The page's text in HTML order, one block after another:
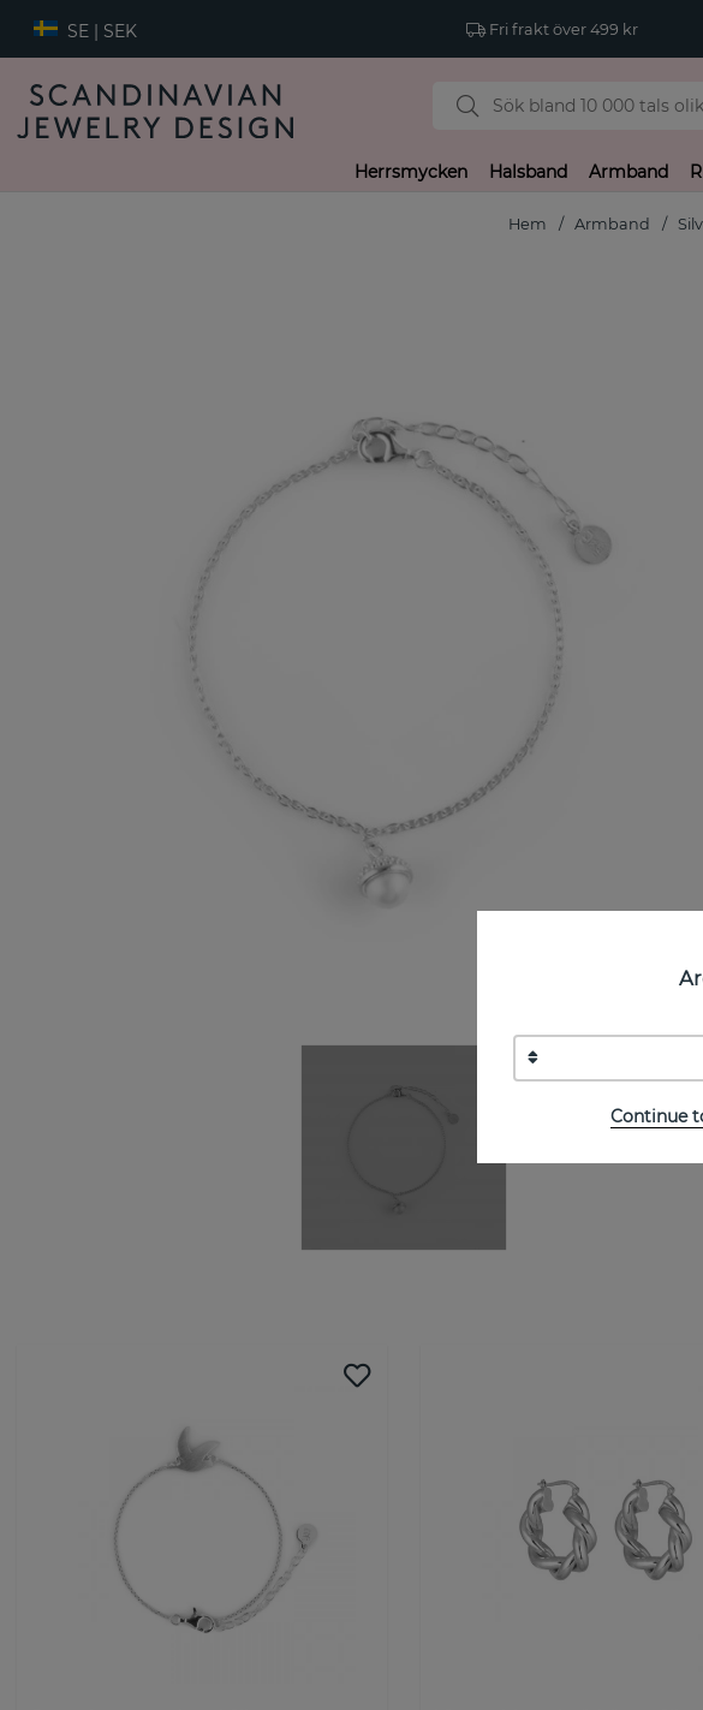
SE | SEK Fri frakt över 499 kr
Herrsmycken Halsband Armband
Hem Armband
Continue